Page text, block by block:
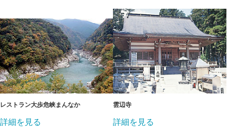
レストラン大歩危峡まんなか
詳細を見る
雲辺寺
詳細を見る